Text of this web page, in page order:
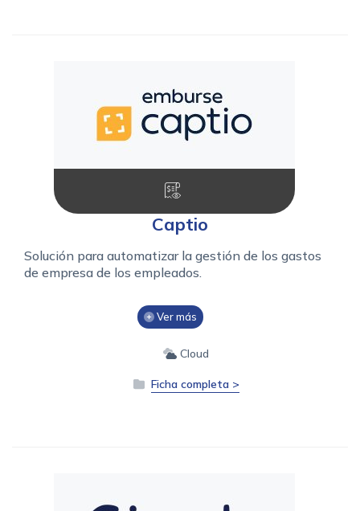
Captio
Solución para automatizar la gestión de los gastos
de empresa de los empleados.
Ver más
Cloud
Ficha completa >